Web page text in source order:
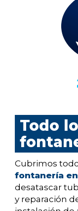
Todo
Cubrimos
fontanería
desatascar
y reparación